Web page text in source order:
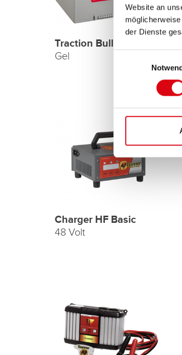
Website an
der Dienste
Traction Bull Bloc Gel
Gel
Charger HF Basic
48 Volt